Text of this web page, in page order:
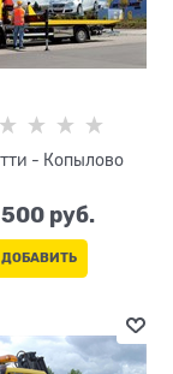
- Копылово
руб.
ДОБАВИТЬ